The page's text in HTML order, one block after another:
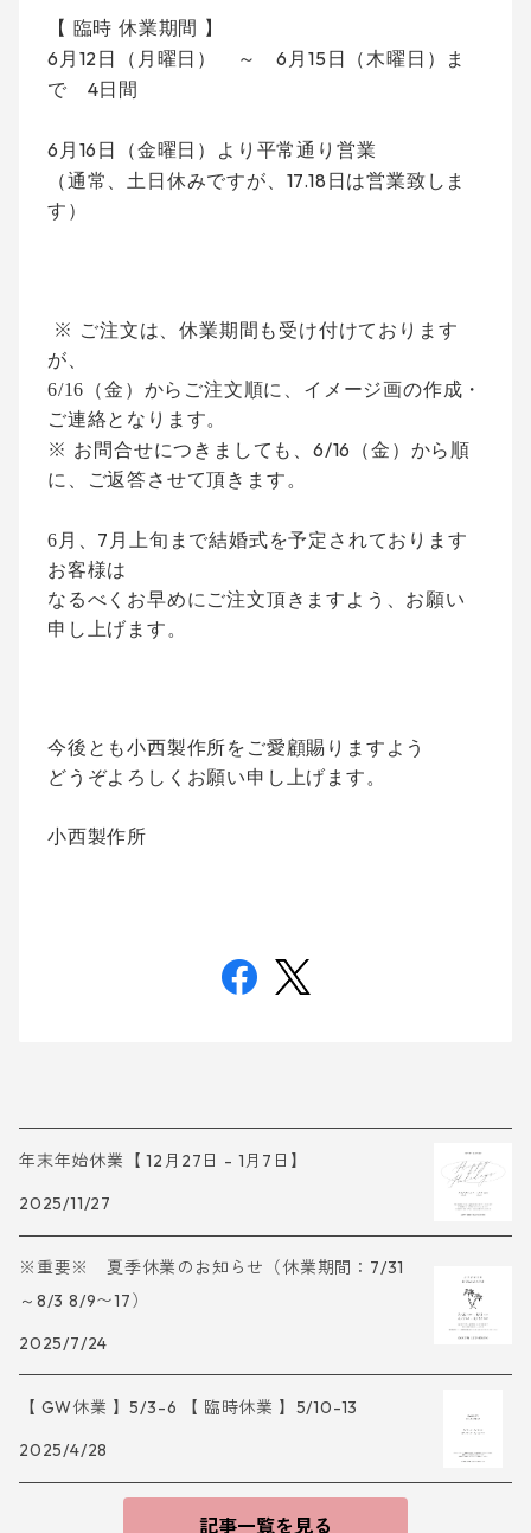
【 臨時 休業期間 】
6 月 12 日（月曜日） ～6 月15 日（木曜日）ま
で 4日間
6 月 16 日（金曜日）より平常通り営業
（通常、土日休みですが、 17.18 日は営業致しま
す）
※ ご注文は、休業期間も受け付けております
が、
6/16 （金）からご注文順に、イメージ画の作成・
ご連絡となります。
※ お問合せにつきましても、6/16
（金）から順
に、ご返答させて頂きます。
6 月、 7 月上旬まで結婚式を予定されております
お客様は
なるべくお早めにご注文頂きますよう、お願い
申し上げます。
今後とも小西製作所をご愛顧賜りますよう
どうぞよろしくお願い申し上げます。
小西製作所
年末年始休業【 12月27日 - 1月7日】
2025/11/27
※重要※ 夏季休業のお知らせ（休業期間：7/31
～8/3 8/9〜17）
2025/7/24
【 GW休業 】5/3-6 【 臨時休業 】5/10-13
2025/4/28
記事一覧を見る